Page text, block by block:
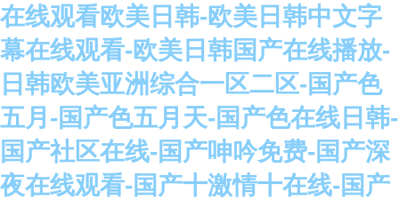
在线观看欧美日韩-欧美日韩中文字
幕在线观看-欧美日韩国产在线播放-
日韩欧美亚洲综合一区二区-国产色
五月-国产色五月天-国产色在线日韩-
国产社区在线-国产呻吟免费-国产深
夜在线观看-国产十激情十在线-国产